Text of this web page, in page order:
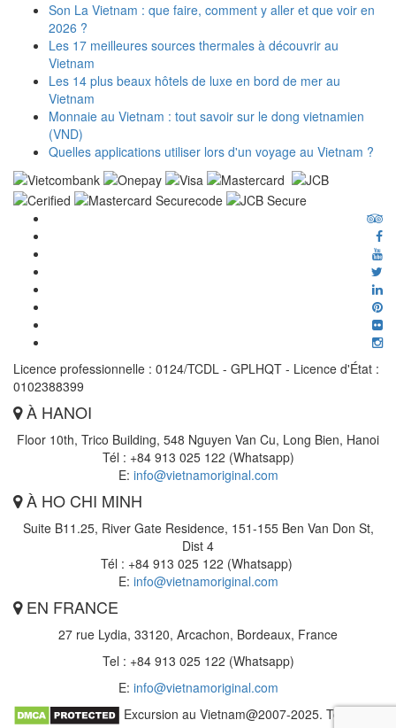
Son La Vietnam : que faire, comment y aller et que voir en
2026 ?
Les 17 meilleures sources thermales à découvrir au
Vietnam
Les 14 plus beaux hôtels de luxe en bord de mer au
Vietnam
Monnaie au Vietnam : tout savoir sur le dong vietnamien
(VND)
Quelles applications utiliser lors d'un voyage au Vietnam ?
Licence professionnelle : 0124/TCDL - GPLHQT - Licence d'État :
0102388399
À HANOI
Floor 10th, Trico Building, 548 Nguyen Van Cu, Long Bien, Hanoi
Tél : +84 913 025 122 (Whatsapp)
E: info@vietnamoriginal.com
À HO CHI MINH
Suite B11.25, River Gate Residence, 151-155 Ben Van Don St,
Dist 4
Tél : +84 913 025 122 (Whatsapp)
E: info@vietnamoriginal.com
EN FRANCE
27 rue Lydia, 33120, Arcachon, Bordeaux, France
Tel : +84 913 025 122 (Whatsapp)
E: info@vietnamoriginal.com
Excursion au Vietnam@2007-2025. Tout droit